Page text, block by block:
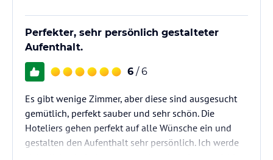
Perfekter, sehr persönlich gestalteter
Aufenthalt.
6 / 6
Es gibt wenige Zimmer, aber diese sind ausgesucht
gemütlich, perfekt sauber und sehr schön. Die
Hoteliers gehen perfekt auf alle Wünsche ein und
gestalten den Aufenthalt sehr persönlich. Ich werde